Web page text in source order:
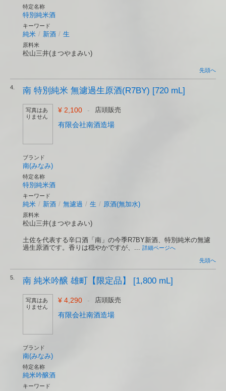
特定名称
特別純米酒
キーワード
純米 / 新酒 / 生
原料米
松山三井(まつやまみい)
先頭へ
4. 南 特別純米 無濾過生原酒(R7BY) [720 mL]
写真はあ
りません
¥ 2,100 - 店頭販売
有限会社南酒造場
ブランド
南(みなみ)
特定名称
特別純米酒
キーワード
純米 / 新酒 / 無濾過 / 生 / 原酒(無加水)
原料米
松山三井(まつやまみい)
土佐を代表する辛口酒「南」の今季R7BY新酒、特別純米の無濾
過生原酒です。香りは穏やかですが、... 詳細ページへ
先頭へ
5. 南 純米吟醸 雄町【限定品】 [1,800 mL]
写真はあ
りません
¥ 4,290 - 店頭販売
有限会社南酒造場
ブランド
南(みなみ)
特定名称
純米吟醸酒
キーワード